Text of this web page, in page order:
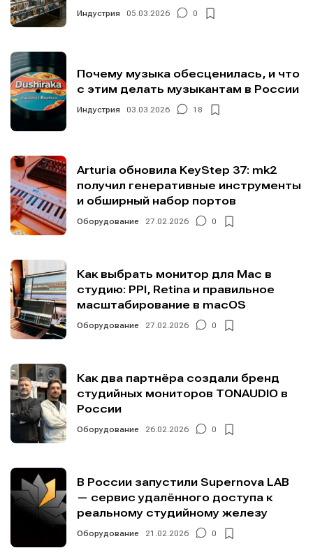
Индустрия 05.03.2026 0
Почему музыка обесценилась, и что
с этим делать музыкантам в России
Индустрия 03.03.2026 18
Arturia обновила KeyStep 37: mk2
получил генеративные инструменты
и обширный набор портов
Оборудование 27.02.2026 0
Как выбрать монитор для Mac в
студию: PPI, Retina и правильное
масштабирование в macOS
Оборудование 27.02.2026 0
Как два партнёра создали бренд
студийных мониторов TONAUDIO в
России
Оборудование 26.02.2026 0
В России запустили Supernova LAB
— сервис удалённого доступа к
реальному студийному железу
Оборудование 21.02.2026 0